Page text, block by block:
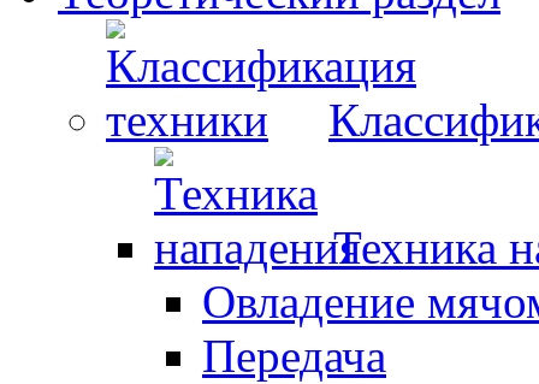
Техника
Овладение
Передача